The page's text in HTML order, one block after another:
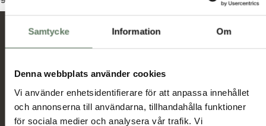
Samtycke Information Om
Denna webbplats använder cookies
Vi använder enhetsidentifierare för att anpassa innehållet
och annonserna till användarna, tillhandahålla funktioner
för sociala medier och analysera vår trafik. Vi
Nyheter och erbjudanden
Jag har tagit del av hur Tuxer hanterar
uppgifterna som hämtas in via formuläret och jag
godkänner behandlingen enligt
Tuxer villkor